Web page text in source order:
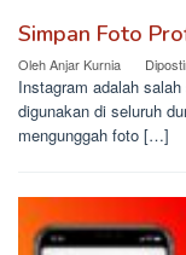
Simpan Foto
OlehAnjar Kurnia
Instagram adalah
digunakan di seluruh
mengunggah foto […]